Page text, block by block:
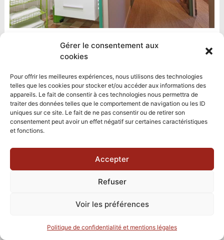
Gérer le consentement aux
cookies
Pour offrir les meilleures expériences, nous utilisons des technologies
telles que les cookies pour stocker et/ou accéder aux informations des
appareils. Le fait de consentir à ces technologies nous permettra de
traiter des données telles que le comportement de navigation ou les ID
uniques sur ce site. Le fait de ne pas consentir ou de retirer son
consentement peut avoir un effet négatif sur certaines caractéristiques
et fonctions.
Accepter
Refuser
Voir les préférences
Politique de confidentialité et mentions légales